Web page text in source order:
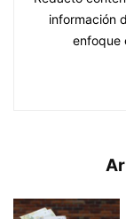
información
enfoque